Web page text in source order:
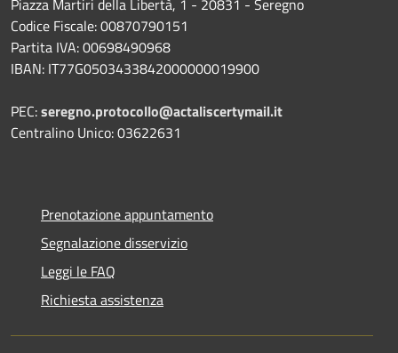
Piazza Martiri della Libertà, 1 - 20831 - Seregno
Codice Fiscale: 00870790151
Partita IVA: 00698490968
IBAN: IT77G0503433842000000019900
PEC:seregno.protocollo@actaliscertymail.it
Centralino Unico: 03622631
Prenotazione appuntamento
Segnalazione disservizio
Leggi le FAQ
Richiesta assistenza